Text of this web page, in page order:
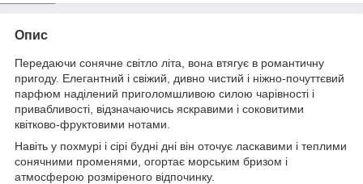
Опис
Передаючи сонячне світло літа, вона втягує в романтичну
пригоду. Елегантний і свіжий, дивно чистий і ніжно-почуттєвий
парфюм наділений приголомшливою силою чарівності і
привабливості, відзначаючись яскравими і соковитими
квітково-фруктовими нотами.
Навіть у похмурі і сірі будні дні він оточує ласкавими і теплими
сонячними променями, огортає морським бризом і
атмосферою розміреного відпочинку.